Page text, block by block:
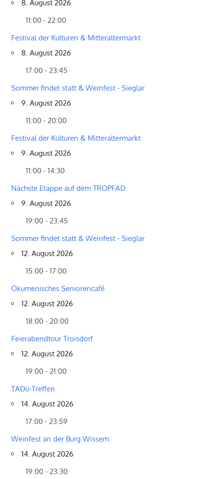
8. August 2026
11:00 - 22:00
Festival der Kulturen & Mitteraltermarkt
8. August 2026
17:00 - 23:45
Sommer findet statt & Weinfest - Sieglar
9. August 2026
11:00 - 20:00
Festival der Kulturen & Mitteraltermarkt
9. August 2026
11:00 - 14:30
Nächste Etappe auf dem TROPFAD
9. August 2026
19:00 - 23:45
Sommer findet statt & Weinfest - Sieglar
12. August 2026
15:00 - 17:00
Ökumenisches Seniorencafé
12. August 2026
18:00 - 20:00
Feierabendtour Troisdorf
12. August 2026
19:00 - 21:00
TADü-Treffen
14. August 2026
17:00 - 23:59
Weinfest an der Burg Wissem
14. August 2026
19:00 - 23:30